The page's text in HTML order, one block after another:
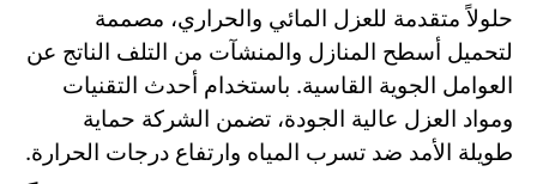
حلولاً متقدمة للعزل المائي والحراري، مصممة
لتحميل أسطح المنازل والمنشآت من التلف الناتج عن
العوامل الجوية القاسية. باستخدام أحدث التقنيات
ومواد العزل عالية الجودة، تضمن الشركة حماية
طويلة الأمد ضد تسرب المياه وارتفاع درجات الحرارة.